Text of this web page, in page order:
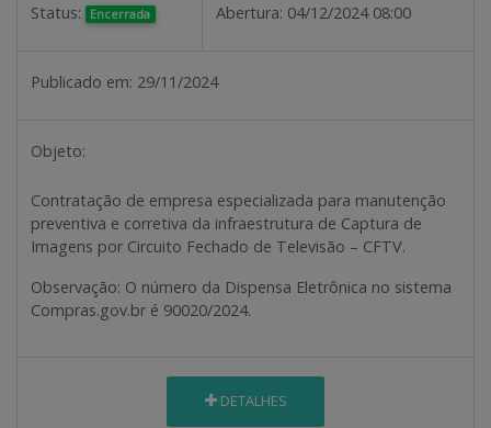
Status: Encerrada Abertura: 04/12/2024 08:00
Publicado em: 29/11/2024
Objeto:
Contratação de empresa especializada para manutenção
preventiva e corretiva da infraestrutura de Captura de
Imagens por Circuito Fechado de Televisão – CFTV.
Observação: O número da Dispensa Eletrônica no sistema
Compras.gov.br é 90020/2024.
DETALHES